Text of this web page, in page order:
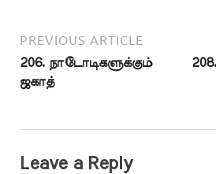
PREVIOUS ARTICLE
206. நாடோடிகளுக்கும்
ஜகாத்
Leave a Reply